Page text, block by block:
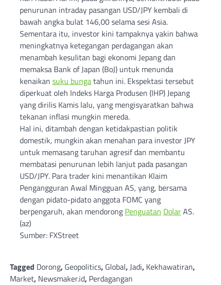
penurunan intraday pasangan USD/JPY kembali di
bawah angka bulat 146,00 selama sesi Asia.
Sementara itu, investor kini tampaknya yakin bahwa
meningkatnya ketegangan perdagangan akan
menambah kesulitan bagi ekonomi Jepang dan
memaksa Bank of Japan (BoJ) untuk menunda
kenaikan suku bungatahun ini. Ekspektasi tersebut
diperkuat oleh Indeks Harga Produsen (IHP) Jepang
yang dirilis Kamis lalu, yang mengisyaratkan bahwa
tekanan inflasi mungkin mereda.
Hal ini, ditambah dengan ketidakpastian politik
domestik, mungkin akan menahan para investor JPY
untuk memasang taruhan agresif dan membantu
membatasi penurunan lebih lanjut pada pasangan
USD/JPY. Para trader kini menantikan Klaim
Pengangguran Awal Mingguan AS, yang, bersama
dengan pidato-pidato anggota FOMC yang
berpengaruh, akan mendorong Penguatan DolarAS.
(az)
Sumber: FXStreet
Tagged Dorong, Geopolitics, Global, Jadi, Kekhawatiran,
Market, Newsmaker.id, Perdagangan